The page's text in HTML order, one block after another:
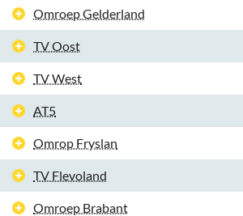
Omroep Gelderland
TV Oost
TV West
AT5
Omrop Fryslan
TV Flevoland
Omroep Brabant